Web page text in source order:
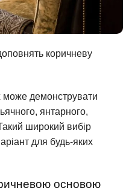
коричневу
може демонструвати
янтарного,
широкий вибір
для будь-яких
основою